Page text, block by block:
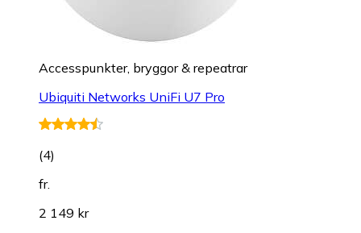
Accesspunkter, bryggor & repeatrar
Ubiquiti Networks UniFi U7 Pro
(4)
fr.
2 149 kr